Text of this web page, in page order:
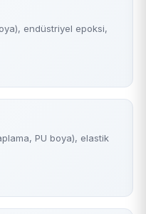
endüstriyel epoksi,
PU boya), elastik